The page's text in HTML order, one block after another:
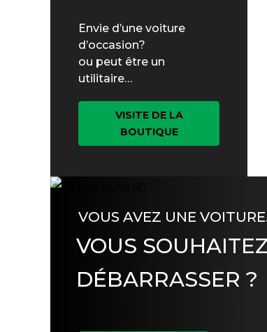
Envie d’une voiture
d’occasion?
ou peut être un
utilitaire…
VISITE DE LA
BOUTIQUE
VOUS AVEZ UNE
VOUS
DÉBARRASSER ?